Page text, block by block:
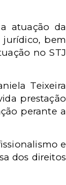
a atuação da
bem
no STJ
Teixeira
prestação
perante a
e
dos direitos